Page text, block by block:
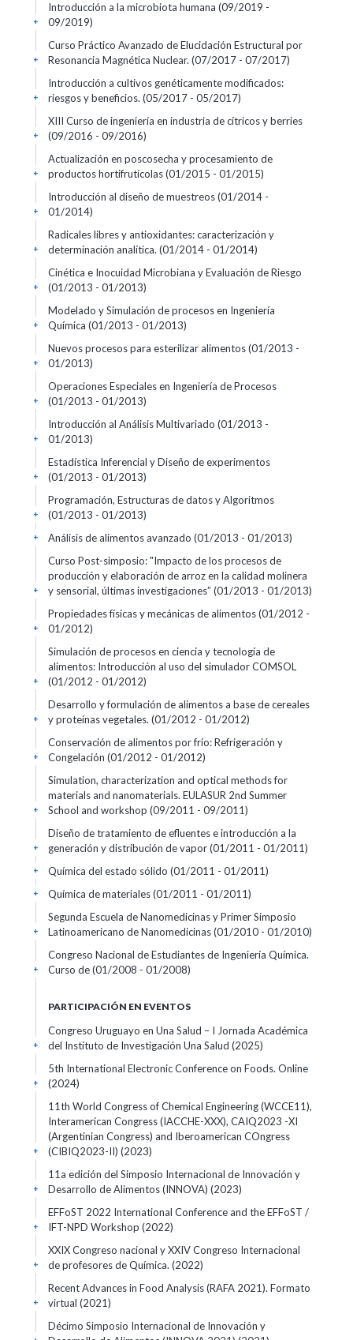
Introducción a la microbiota humana (09/2019 -
09/2019)
+
Curso Práctico Avanzado de Elucidación Estructural por
Resonancia Magnética Nuclear. (07/2017 - 07/2017)
+
Introducción a cultivos genéticamente modificados:
riesgos y beneficios. (05/2017 - 05/2017)
+
XIII Curso de ingeniería en industria de cítricos y berries
(09/2016 - 09/2016)
+
Actualización en poscosecha y procesamiento de
productos hortifrutícolas(01/2015 - 01/2015)
+
Introducción al diseño de muestreos(01/2014 -
01/2014)
+
Radicales libres y antioxidantes: caracterización y
determinación analítica. (01/2014 - 01/2014)
+
Cinética e Inocuidad Microbiana y Evaluación de Riesgo
(01/2013 - 01/2013)
+
Modelado y Simulación de procesos en Ingeniería
Química (01/2013 - 01/2013)
+
Nuevos procesos para esterilizar alimentos(01/2013 -
01/2013)
+
Operaciones Especiales en Ingeniería de Procesos
(01/2013 - 01/2013)
+
Introducción al Análisis Multivariado (01/2013 -
01/2013)
+
Estadística Inferencial y Diseño de experimentos
(01/2013 - 01/2013)
+
Programación, Estructuras de datos y Algoritmos
(01/2013 - 01/2013)
+
Análisis de alimentos avanzado (01/2013 - 01/2013)
+
Curso Post-simposio: "Impacto de los procesos de
producción y elaboración de arroz en la calidad molinera
y sensorial, últimas investigaciones” (01/2013 - 01/2013)
+
Propiedades físicas y mecánicas de alimentos(01/2012 -
01/2012)
+
Simulación de procesos en ciencia y tecnología de
alimentos: Introducción al uso del simulador COMSOL
(01/2012 - 01/2012)
+
Desarrollo y formulación de alimentos a base de cereales
y proteínas vegetales. (01/2012 - 01/2012)
+
Conservación de alimentos por frío: Refrigeración y
Congelación (01/2012 - 01/2012)
+
Simulation, characterization and optical methods for
materials and nanomaterials. EULASUR 2nd Summer
School and workshop (09/2011 - 09/2011)
+
Diseño de tratamiento de efluentes e introducción a la
generación y distribución de vapor(01/2011 - 01/2011)
+
Química del estado sólido (01/2011 - 01/2011)
+
Química de materiales(01/2011 - 01/2011)
+
Segunda Escuela de Nanomedicinas y Primer Simposio
Latinoamericano de Nanomedicinas(01/2010 - 01/2010)
+
Congreso Nacional de Estudiantes de Ingeniería Química.
Curso de(01/2008 - 01/2008)
+
PARTICIPACIÓN EN EVENTOS
Congreso Uruguayo en Una Salud – I Jornada Académica
del Instituto de Investigación Una Salud (2025)
+
5th International Electronic Conference on Foods. Online
(2024)
+
11th World Congress of Chemical Engineering (WCCE11),
Interamerican Congress (IACCHE-XXX), CAIQ2023 -XI
(Argentinian Congress) and Iberoamerican COngress
(CIBIQ2023-II) (2023)
+
11a edición del Simposio Internacional de Innovación y
Desarrollo de Alimentos (INNOVA) (2023)
+
EFFoST 2022 International Conference and the EFFoST /
IFT-NPD Workshop (2022)
+
XXIX Congreso nacional y XXIV Congreso Internacional
de profesores de Química. (2022)
+
Recent Advances in Food Analysis (RAFA 2021). Formato
virtual (2021)
+
Décimo Simposio Internacional de Innovación y